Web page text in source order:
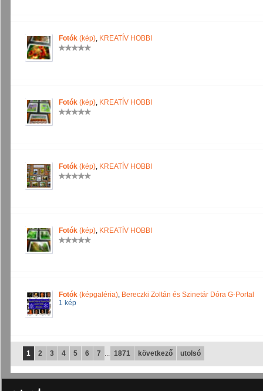
Fotók (kép), KREATÍV HOBBI
Fotók (kép), KREATÍV HOBBI
Fotók (kép), KREATÍV HOBBI
Fotók (kép), KREATÍV HOBBI
Fotók (képgaléria), Bereczki Zoltán és Szinetár Dóra G-Portal
1 kép
1 2 3 4 5 6 7 ... 1871 következő utolsó